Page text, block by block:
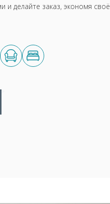
и делайте заказ, экономя своё